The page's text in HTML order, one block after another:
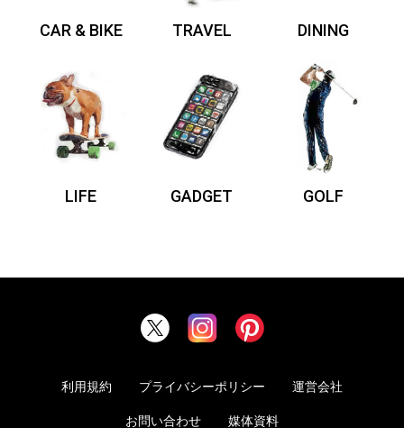
CAR & BIKE TRAVEL DINING
LIFE GADGET GOLF
利用規約 プライバシーポリシー 運営会社
お問い合わせ 媒体資料